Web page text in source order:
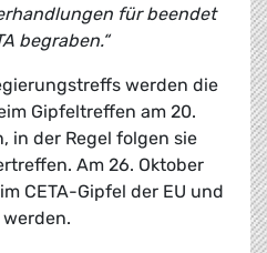
für beendet
begraben.“
werden die
Gipfeltreffen am 20.
in der Regel folgen sie
Am 26. Oktober
CETA-Gipfel der EU und